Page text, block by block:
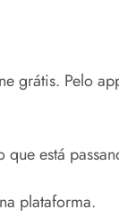
grátis. Pelo
está
plataforma.